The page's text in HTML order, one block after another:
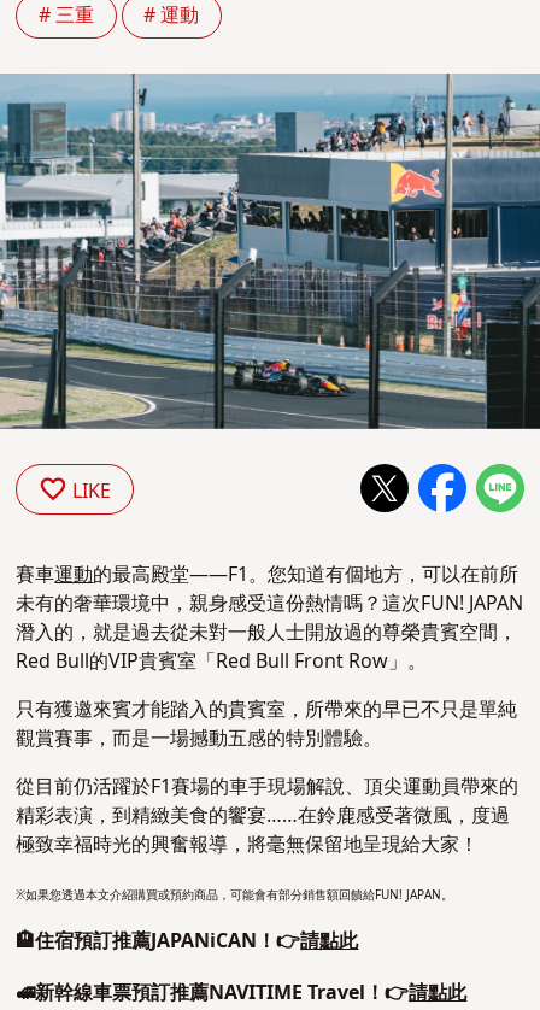
# 三重 # 運動
LIKE
賽車運動的最高殿堂——F1。您知道有個地方，可以在前所
未有的奢華環境中，親身感受這份熱情嗎？這次FUN! JAPAN
潛入的，就是過去從未對一般人士開放過的尊榮貴賓空間 ，
Red Bull的VIP貴賓室「Red Bull Front Row」。
只有獲邀來賓才能踏入的貴賓室，所帶來的早已不只是單純
觀賞賽事，而是一場撼動五感的特別體驗。
從目前仍活躍於F1賽場的車手現場解說、頂尖運動員帶來的
精彩表演，到精緻美食的饗宴……在鈴鹿感受著微風，度過
極致幸福時光的興奮報導，將毫無保留地呈現給大家！
※如果您透過本文介紹購買或預約商品，可能會有部分銷售額回饋給FUN! JAPAN。
🏨住宿預訂推薦JAPANiCAN！👉請點此
🚅新幹線車票預訂推薦NAVITIME Travel！👉請點此